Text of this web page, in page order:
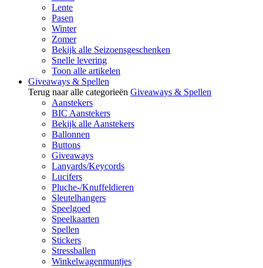
Lente
Pasen
Winter
Zomer
Bekijk alle Seizoensgeschenken
Snelle levering
Toon alle artikelen
Giveaways & Spellen
Terug naar alle categorieën Giveaways & Spellen
Aanstekers
BIC Aanstekers
Bekijk alle Aanstekers
Ballonnen
Buttons
Giveaways
Lanyards/Keycords
Lucifers
Pluche-/Knuffeldieren
Sleutelhangers
Speelgoed
Speelkaarten
Spellen
Stickers
Stressballen
Winkelwagenmuntjes